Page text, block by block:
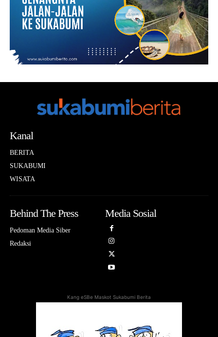
Kanal
BERITA
SUKABUMI
WISATA
Behind The Press
Pedoman Media Siber
Redaksi
Media Sosial
Kang eSBe Maskot Sukabumi Berita